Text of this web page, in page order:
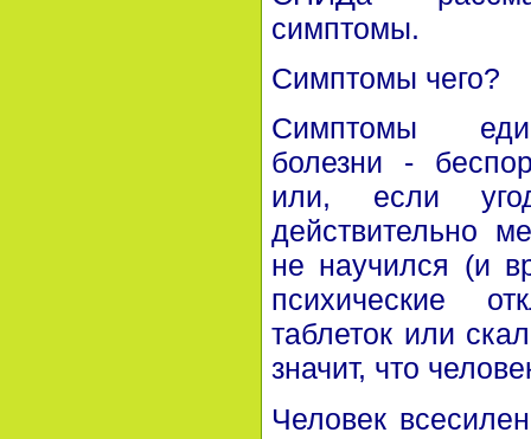
симптомы.
Симптомы чего?
Симптомы
болезни -
или, если
действительно
не научился (и
психические
таблеток или
значит, что
Человек